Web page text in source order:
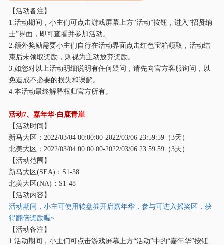
【活动备注】
1.活动期间，小主们可点击游戏屏幕上方“活动”按钮，进入“招贤纳
士”界面，即可查看并参加活动。
2.额外奖励需要小主们自行在活动界面点击红色宝箱领取，活动结
束后未领取奖励，则视为主动放弃奖励。
3.如您对以上活动明细说明有任何疑问，请先向官方客服询问，以
免造成不必要的损失和误解。
4.本活动最终解释权归官方所有。
活动7、嘉年华·白鹿青崖
【活动时间】
新马大区： 2022/03/04 00:00:00-2022/03/06 23:59:59（3天）
北美大区： 2022/03/04 00:00:00-2022/03/06 23:59:59（3天）
【活动范围】
新马大区(SEA)：S1-38
北美大区(NA)：S1-48
【活动内容】
活动期间，小主可使用转盘券开启嘉年华，参与可进入摇奖区，获
得翻倍奖励喔~
【活动备注】
1.活动期间，小主们可点击游戏屏幕上方“活动”中的“嘉年华”按钮